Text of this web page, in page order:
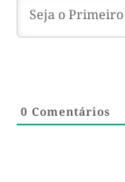
0 Comentários